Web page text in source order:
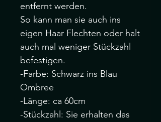
entfernt werden.
So kann man sie auch ins
eigen Haar Flechten oder halt
auch mal weniger Stückzahl
befestigen.
-Farbe: Schwarz ins Blau
Ombree
-Länge: ca 60cm
-Stückzahl: Sie erhalten das